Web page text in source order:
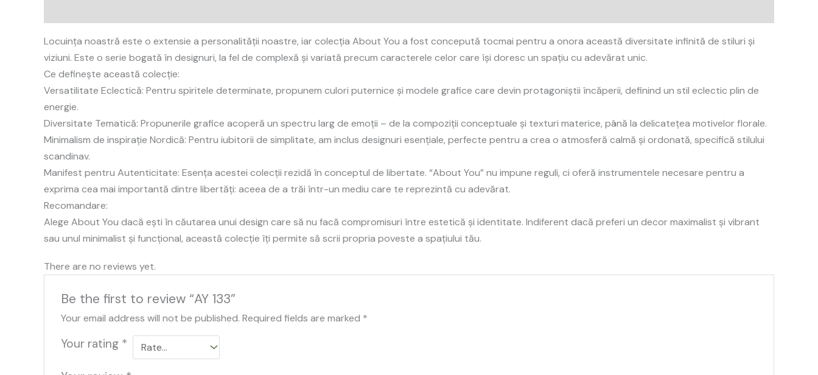
Locuința noastră este o extensie a personalității noastre, iar colecția About You a fost concepută tocmai pentru a onora această diversitate infinită de stiluri și
viziuni. Este o serie bogată în designuri, la fel de complexă și variată precum caracterele celor care își doresc un spațiu cu adevărat unic.
Ce definește această colecție:
Versatilitate Eclectică: Pentru spiritele determinate, propunem culori puternice și modele grafice care devin protagoniștii încăperii, definind un stil eclectic plin de
energie.
Diversitate Tematică: Propunerile grafice acoperă un spectru larg de emoții – de la compoziții conceptuale și texturi materice, până la delicatețea motivelor florale.
Minimalism de inspirație Nordică: Pentru iubitorii de simplitate, am inclus designuri esențiale, perfecte pentru a crea o atmosferă calmă și ordonată, specifică stilului
scandinav.
Manifest pentru Autenticitate: Esența acestei colecții rezidă în conceptul de libertate. “About You” nu impune reguli, ci oferă instrumentele necesare pentru a
exprima cea mai importantă dintre libertăți: aceea de a trăi într-un mediu care te reprezintă cu adevărat.
Recomandare:
Alege About You dacă ești în căutarea unui design care să nu facă compromisuri între estetică și identitate. Indiferent dacă preferi un decor maximalist și vibrant
sau unul minimalist și funcțional, această colecție îți permite să scrii propria poveste a spațiului tău.
There are no reviews yet.
Be the first to review “AY 133”
Your email address will not be published. Required fields are marked *
Your rating *